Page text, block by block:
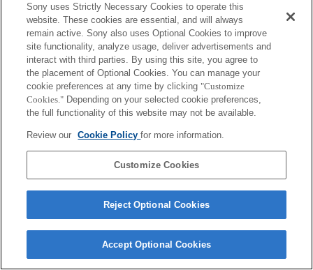
SEL20TC
Les valeurs d'ouverture supérieures à 64 dans le guide des paramètres d'exposition ne
seront pas affichées correctement.
Copyright 2026 Sony Corporation
Sony uses Strictly Necessary Cookies to operate this
website. These cookies are essential, and will always
remain active. Sony also uses Optional Cookies to improve
site functionality, analyze usage, deliver advertisements and
interact with third parties. By using this site, you agree to
the placement of Optional Cookies. You can manage your
cookie preferences at any time by clicking "Customize
Cookies." Depending on your selected cookie preferences,
the full functionality of this website may not be available.
Review our Cookie Policyfor more information.
Customize Cookies
Reject Optional Cookies
Accept Optional Cookies